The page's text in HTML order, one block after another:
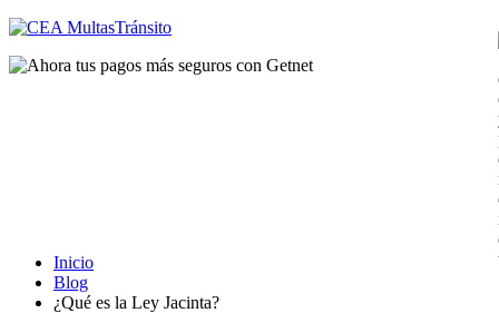
Inicio
Blog
¿Qué es la Ley Jacinta?